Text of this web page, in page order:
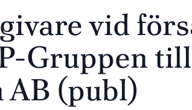
vid
Gruppen
AB (publ)